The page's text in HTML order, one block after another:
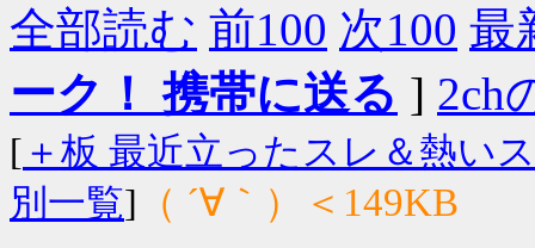
全部読む 前100 次100 最
ーク！ 携帯に送る ] 2ch
[ ＋板 最近立ったスレ＆熱い
別一覧] （ ´∀｀）＜149KB